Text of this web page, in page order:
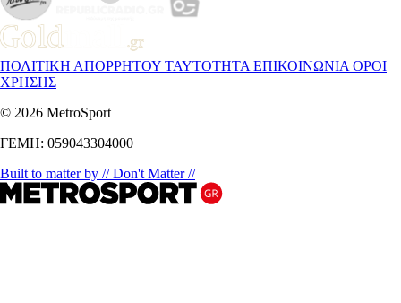
ΠΟΛΙΤΙΚΗ ΑΠΟΡΡΗΤΟΥ ΤΑΥΤΟΤΗΤΑ ΕΠΙΚΟΙΝΩΝΙΑ ΟΡΟΙ
ΧΡΗΣΗΣ
© 2026 MetroSport
ΓΕΜΗ: 059043304000
Built to matter by // Don't Matter //